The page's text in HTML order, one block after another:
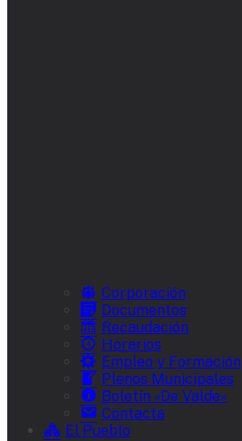
Corporación
Documentos
Recaudación
Horarios
Empleo y Formación
Plenos Municipales
Boletín «De Valde»
Contacta
El Pueblo